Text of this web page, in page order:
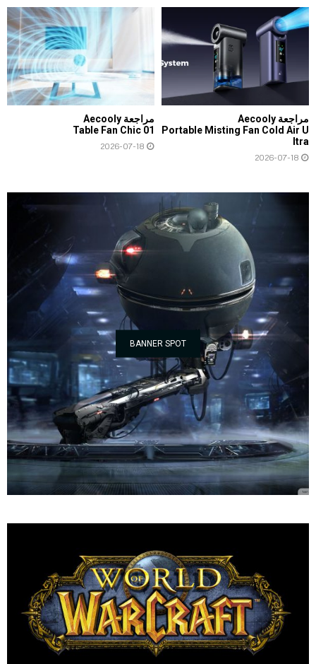
مراجعة Aecooly
Portable Misting Fan Cold Air U
ltra
2026-07-18
مراجعة Aecooly
Table Fan Chic 01
2026-07-18
BANNER SPOT